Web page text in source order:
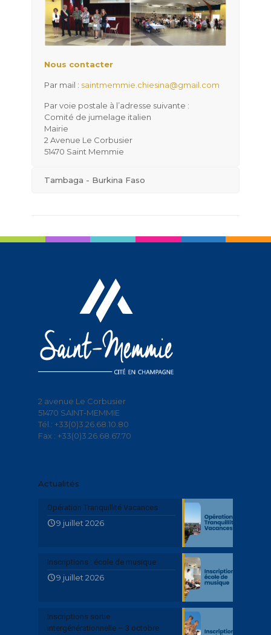
Nous contacter
Par mail : saintmemmie.chiesina@gmail.com
Par voie postale à l’adresse suivante :
Comité de jumelage italien
Mairie
2 Avenue Le Corbusier
51470 Saint Memmie
Tambaga - Burkina Faso
2 avenue Le Corbusier
51470 SAINT-MEMMIE
Tél.: +33(0)3.26.68.10.80
Fax : +33(0)3.26.68.67.70
Actualités
Opération Tranquillité Vacances
9 juillet 2026
Inscriptions : école de musique
9 juillet 2026
Inscriptions sortie
intergénérationnelle – 3 octobre